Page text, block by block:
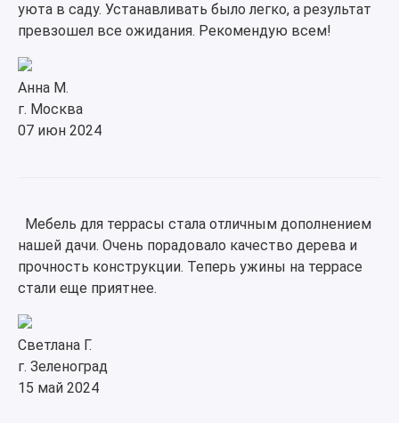
уюта в саду. Устанавливать было легко, а результат
превзошел все ожидания. Рекомендую всем!
Анна М.
г. Москва
07 июн 2024
Мебель для террасы стала отличным дополнением
нашей дачи. Очень порадовало качество дерева и
прочность конструкции. Теперь ужины на террасе
стали еще приятнее.
Светлана Г.
г. Зеленоград
15 май 2024